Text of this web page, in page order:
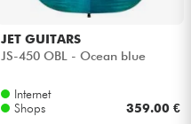
JET GUITARS
JS-450 OBL - Ocean blue
Internet
Shops
359.00 €